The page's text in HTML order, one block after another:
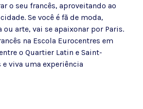
o seu francês, aproveitando ao
Se você é fã de moda,
arte, vai se apaixonar por Paris.
na Escola Eurocentres em
o Quartier Latin e Saint-
e viva uma experiência